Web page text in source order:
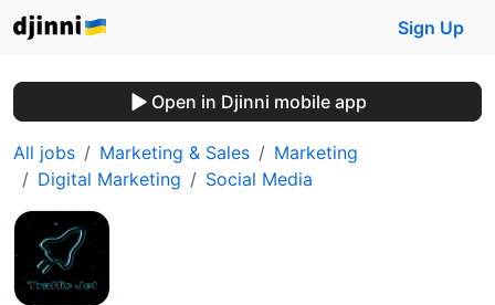
Sign Up
Open in Djinni mobile app
All jobs Marketing & Sales
Marketing
Digital Marketing
Social Media